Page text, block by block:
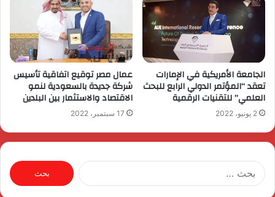
الجامعة الأمريكية في الإمارات
تعقد “المؤتمر الدولي الرابع للبحث
العلمي” للتقنيات الرقمية
2 يونيو، 2022
عمال مصر توقيع اتفاقية تأسيس
شركة جديدة بالسعودية لنمو
الاقتصاد والاستثمار بين البلدين
17 سبتمبر، 2022
البحث
عن: